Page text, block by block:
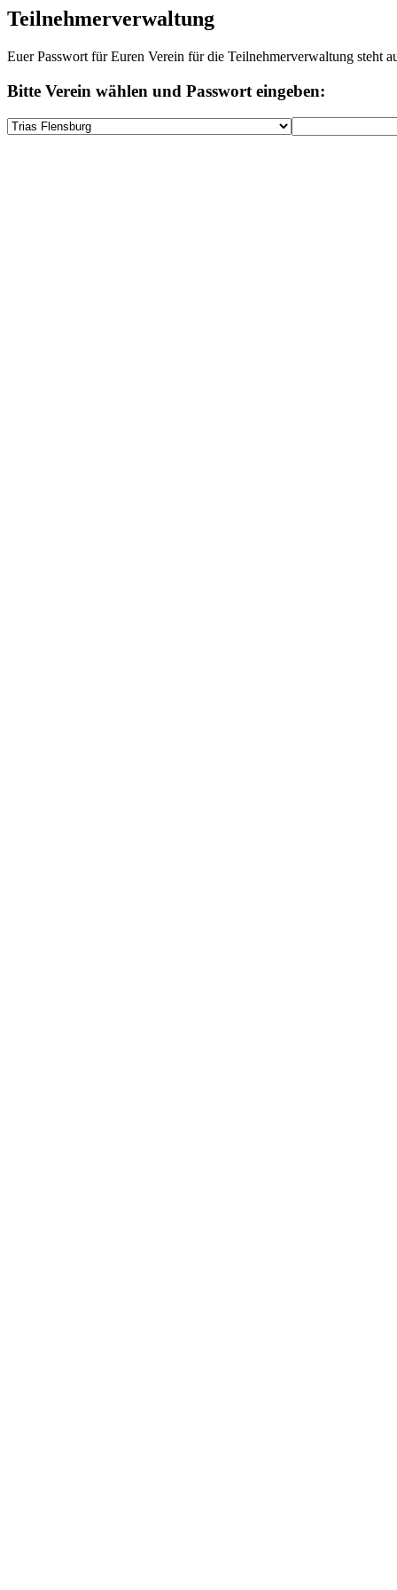
Teilnehmerverwaltung
Euer Passwort für Euren Verein für die Teilnehmerverwaltung steht
Bitte Verein wählen und Passwort eingeben: